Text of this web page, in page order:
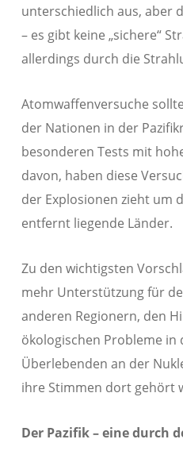
unterschiedlich aus, aber
– es gibt keine „sichere“
allerdings durch die
Atomwaffenversuche
der Nationen in der
besonderen Tests mit
davon, haben diese
der Explosionen zieht um
entfernt liegende Länder.
Zu den wichtigsten
mehr Unterstützung für
anderen Regionern, den
ökologischen Probleme in
Überlebenden an der
ihre Stimmen dort gehört
Der Pazifik – eine durch